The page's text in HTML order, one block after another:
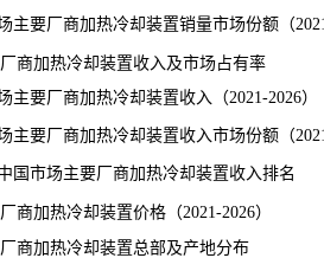
商加热冷却装置销量市场份额（
加热冷却装置收入及市场占有率
商加热冷却装置收入（2021-2026）
商加热冷却装置收入市场份额（
场主要厂商加热冷却装置收入排名
加热冷却装置价格（2021-2026）
加热冷却装置总部及产地分布